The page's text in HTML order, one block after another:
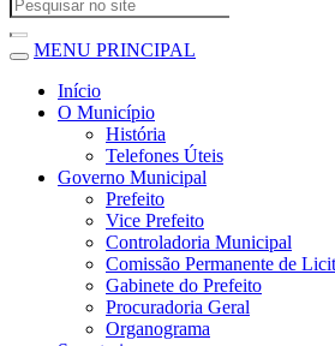
MENU PRINCIPAL
Início
O Município
História
Telefones Úteis
Governo Municipal
Prefeito
Vice Prefeito
Controladoria Municipal
Comissão Permanente de
Gabinete do Prefeito
Procuradoria Geral
Organograma